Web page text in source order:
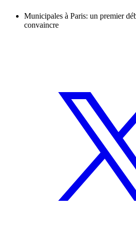
Municipales à Paris: un premier
convaincre